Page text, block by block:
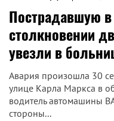
Пострадавшую
столкновении
увезли в
Авария произошла 30
улице Карла Маркса в
водитель автомашины
стороны...